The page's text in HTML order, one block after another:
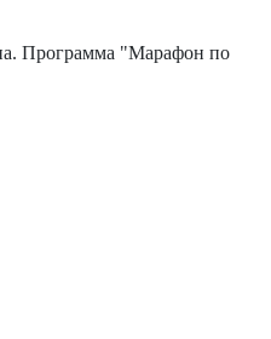
Программа "Марафон по